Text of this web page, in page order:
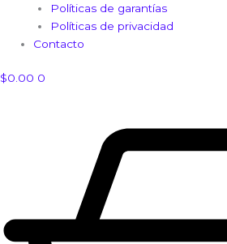
Políticas de garantías
Políticas de privacidad
Contacto
$0.00 0